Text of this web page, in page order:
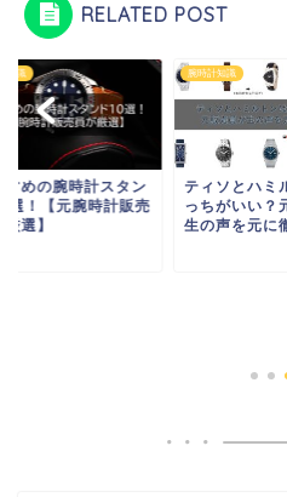
RELATED POST
知識
すめの腕時計スタン
選！【元腕時計販売
選】
腕時計知識
ティソとハミ
っちがいい？
生の声を元に